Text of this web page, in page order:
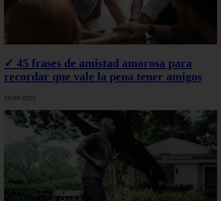
✓ 45 frases de amistad amorosa para
recordar que vale la pena tener amigos
10/09/2025